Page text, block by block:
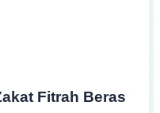
Fitrah Beras